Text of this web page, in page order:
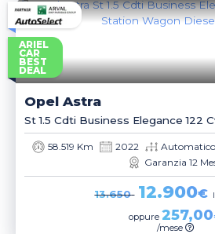
ARIEL
CAR
BEST
DEAL
Opel Astra
58.519 Km 2022 Automatico
Garanzia 12
13.650 12.900€
oppure 257,00
/mese